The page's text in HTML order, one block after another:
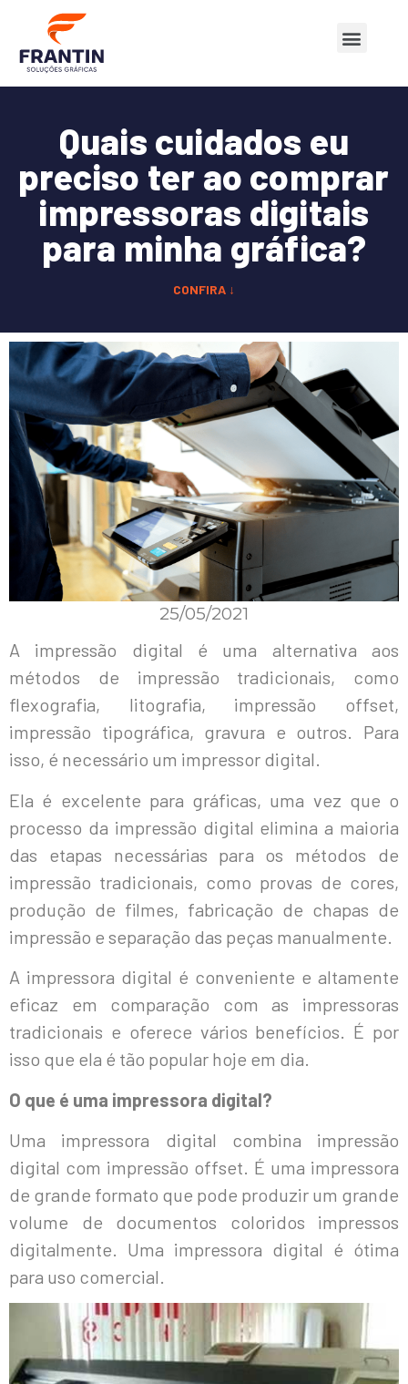
Quais cuidados eu
preciso ter ao comprar
impressoras digitais
para minha gráfica?
CONFIRA ↓
25/05/2021
A impressão digital é uma alternativa aos
métodos de impressão tradicionais, como
flexografia, litografia, impressão offset,
impressão tipográfica, gravura e outros. Para
isso, é necessário um impressor digital.
Ela é excelente para gráficas, uma vez que o
processo da impressão digital elimina a maioria
das etapas necessárias para os métodos de
impressão tradicionais, como provas de cores,
produção de filmes, fabricação de chapas de
impressão e separação das peças manualmente.
A impressora digital é conveniente e altamente
eficaz em comparação com as impressoras
tradicionais e oferece vários benefícios. É por
isso que ela é tão popular hoje em dia.
O que é uma impressora digital?
Uma impressora digital combina impressão
digital com impressão offset. É uma impressora
de grande formato que pode produzir um grande
volume de documentos coloridos impressos
digitalmente. Uma impressora digital é ótima
para uso comercial.